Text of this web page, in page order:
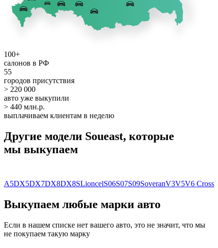
100+
салонов в РФ
55
городов присутствия
> 220 000
авто уже выкупили
> 440 млн.р.
выплачиваем клиентам в неделю
Другие модели Soueast, которые
мы выкупаем
A5DX5DX7DX8DX8SLioncelS06S07S09SoveranV3V5V6 Cross
Выкупаем любые марки авто
Если в нашем списке нет вашего авто, это не значит, что мы
не покупаем такую марку